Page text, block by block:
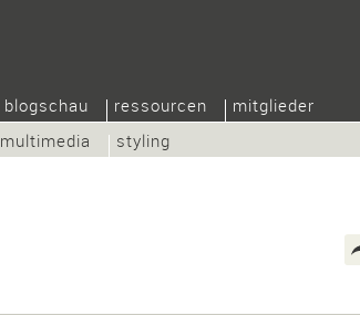
multimedia styling
blogschau ressourcen mitglieder